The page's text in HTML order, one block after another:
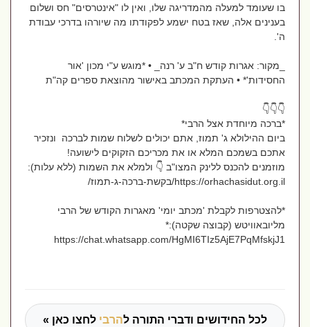
בו שעומד למעלה מהמדריגה שלו, ואין לו "אינטרסים" חס ושלום
בענינים אלה, שאז בטח ישמע לפקודתו מה שיורהו בדרכי עבודת
ה'.
_מקור: אגרות קודש ח"ב ע' רנה_ • *מוגש ע"י מכון 'אור
החסידות'* • העתקת המכתב באישור מהוצאת ספרים קה"ת
👇👇👇
*ברכה מיוחדת אצל הרבי*
ביום ההילולא ג' תמוז, אתם יכולים לשלוח שמות לברכה ונזכיר
אתכם בשמכם המלא או את מכריכם הזקוקים לישועה!
מוזמנים להכנס ללינק המצו"ב 👇 ולמלא את השמות (ללא עלות):
https://orhachasidut.org.il/בקשת-ברכה-ג-תמוז/
*להצטרפות לקבלת 'מכתב יומי' מאגרות הקודש של הרבי
מליובאוויטש (קבוצה שקטה):*
https://chat.whatsapp.com/HgMI6TIz5AjE7PqMfskjJ1
לכל החידושים ודברי התורה להרבילחצו כאן »